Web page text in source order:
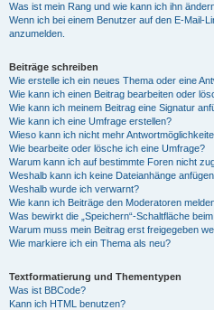
Was ist mein Rang und wie kann ich ihn
Wenn ich bei einem Benutzer auf den E-Mail-
anzumelden.
Beiträge schreiben
Wie erstelle ich ein neues Thema oder eine
Wie kann ich einen Beitrag bearbeiten oder
Wie kann ich meinem Beitrag eine Signatur
Wie kann ich eine Umfrage erstellen?
Wieso kann ich nicht mehr
Wie bearbeite oder lösche ich eine Umfrage?
Warum kann ich auf bestimmte Foren nicht
Weshalb kann ich keine Dateianhänge
Weshalb wurde ich verwarnt?
Wie kann ich Beiträge den Moderatoren
Was bewirkt die „Speichern“-Schaltfläche
Warum muss mein Beitrag erst freigegeben
Wie markiere ich ein Thema als neu?
Textformatierung und Thementypen
Was ist BBCode?
Kann ich HTML benutzen?